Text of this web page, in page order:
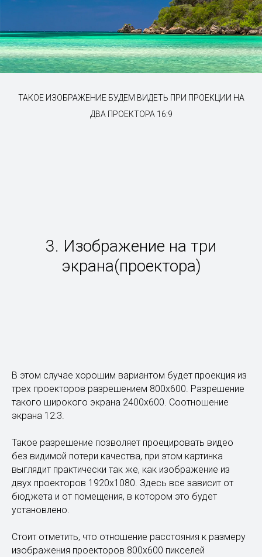
ТАКОЕ ИЗОБРАЖЕНИЕ БУДЕМ ВИДЕТЬ ПРИ ПРОЕКЦИИ НА
ДВА ПРОЕКТОРА 16:9
3. Изображение на три
экрана(проектора)
В этом случае хорошим вариантом будет проекция из
трех проекторов разрешением 800х600. Разрешение
такого широкого экрана 2400х600. Соотношение
экрана 12:3.
Такое разрешение позволяет проецировать видео
без видимой потери качества, при этом картинка
выглядит практически так же, как изображение из
двух проекторов 1920х1080. Здесь все зависит от
бюджета и от помещения, в котором это будет
установлено.
Стоит отметить, что отношение расстояния к размеру
изображения проекторов 800х600 пикселей